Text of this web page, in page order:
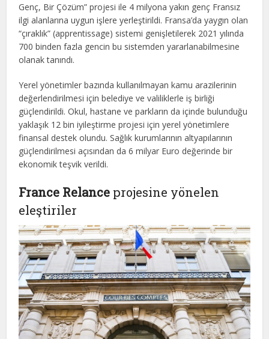
Genç, Bir Çözüm” projesi ile 4 milyona yakın genç Fransız
ilgi alanlarına uygun işlere yerleştirildi. Fransa’da yaygın olan
“çıraklık” (apprentissage) sistemi genişletilerek 2021 yılında
700 binden fazla gencin bu sistemden yararlanabilmesine
olanak tanındı.
Yerel yönetimler bazında kullanılmayan kamu arazilerinin
değerlendirilmesi için belediye ve valiliklerle iş birliği
güçlendirildi. Okul, hastane ve parkların da içinde bulunduğu
yaklaşık 12 bin iyileştirme projesi için yerel yönetimlere
finansal destek olundu. Sağlık kurumlarının altyapılarının
güçlendirilmesi açısından da 6 milyar Euro değerinde bir
ekonomik teşvik verildi.
France Relance projesine yönelen
eleştiriler